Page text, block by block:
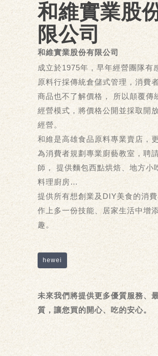
和維實業股
限公司
和維實業股份有限公司
成立於1975年，早年經營團隊有
原料行採傳統倉儲式管理，消費
商品也不了解價格， 所以顛覆傳
經營模式，將價格公開並採取開
經營。
和維是高雄食品原料專業賣店，
為消費者規劃專業廚藝教室，聘
師， 提供麵包西點烘焙、地方小
料理廚房…
提供所有想創業及DIY美食的消
作上多一份技能、居家生活中增
趣。
hewei
未來我們將提供更多優質服務、
質，讓您買的開心、吃的安心。